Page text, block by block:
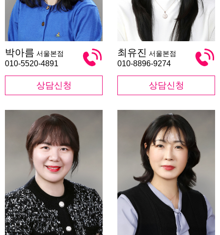
아
름
박아름 서울본점
010-5520-4891
상담신청
유
진
최유진 서울본점
010-8896-9274
상담신청